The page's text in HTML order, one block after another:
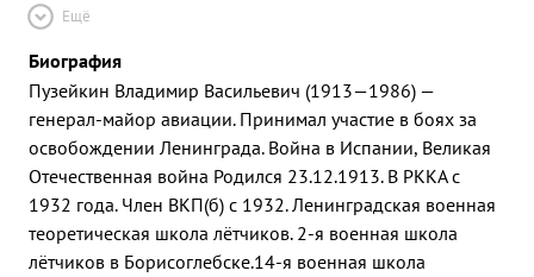
Ещё
Биография
Пузейкин Владимир Васильевич (1913—1986) —
генерал-майор авиации. Принимал участие в боях за
освобождении Ленинграда. Война в Испании, Великая
Отечественная война Родился 23.12.1913. В РККА с
1932 года. Член ВКП(б) с 1932. Ленинградская военная
теоретическая школа лётчиков. 2-я военная школа
лётчиков в Борисоглебске.14-я военная школа